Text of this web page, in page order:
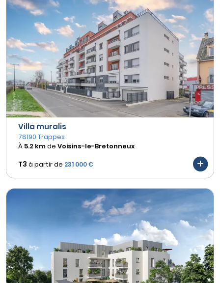
Villa muralis
78190 Trappes
À 5.2 kmde Voisins-le-Bretonneux
T3 à partir de 231 000 €